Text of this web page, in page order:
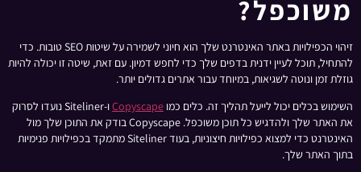
משוכפל?
זיהוי הכפילויות באתר האינטרנט שלך הוא חיוני לשמירה על שיטות SEO טובות. כדי
להתחיל, תוכל לעיין ידנית בדפים שלך כדי לחפש דמיון. עם זאת, שיטה זו יכולה להיות
גוזלת זמן ונוטה לשגיאות, במיוחד עבור אתרים גדולים יותר.
השימוש בכלים יכול לייעל תהליך זה. כלים כמו Copyscape
ו-Siteliner נועדו לסרוק
את האתר שלך ולהדגיש כל תוכן משוכפל. Copyscape בודק את התוכן שלך מול
האינטרנט כדי למצוא כפילויות חיצוניות, בעוד Siteliner מתמקד בכפילויות פנימיות
בתוך האתר שלך.